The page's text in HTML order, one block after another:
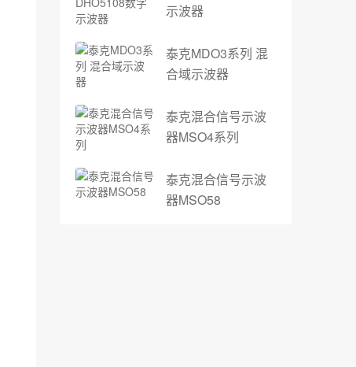
示波器
泰克MDO3系列 混
合域示波器
泰克混合信号示波
器MSO4系列
泰克混合信号示波
器MSO58